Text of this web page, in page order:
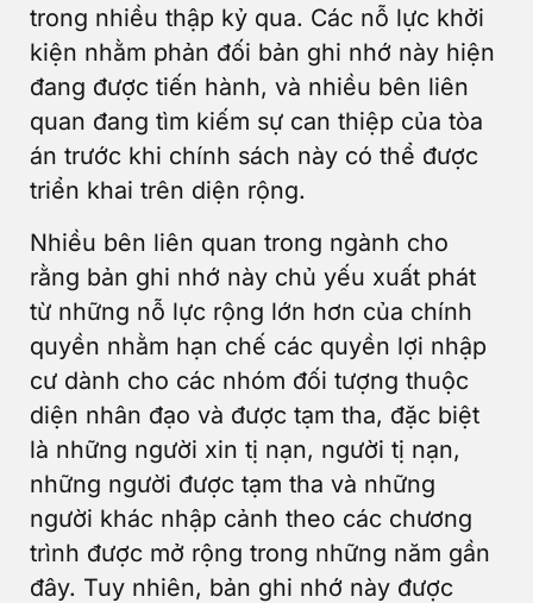
trong nhiều thập kỷ qua. Các nỗ lực khởi
kiện nhằm phản đối bản ghi nhớ này hiện
đang được tiến hành, và nhiều bên liên
quan đang tìm kiếm sự can thiệp của tòa
án trước khi chính sách này có thể được
triển khai trên diện rộng.
Nhiều bên liên quan trong ngành cho
rằng bản ghi nhớ này chủ yếu xuất phát
từ những nỗ lực rộng lớn hơn của chính
quyền nhằm hạn chế các quyền lợi nhập
cư dành cho các nhóm đối tượng thuộc
diện nhân đạo và được tạm tha, đặc biệt
là những người xin tị nạn, người tị nạn,
những người được tạm tha và những
người khác nhập cảnh theo các chương
trình được mở rộng trong những năm gần
đây. Tuy nhiên, bản ghi nhớ này được